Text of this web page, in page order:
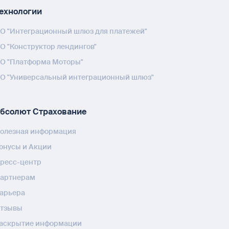
"Интеграционный шлюз для платежей"
"Конструктор лендингов"
"Платформа Моторы"
"Универсальный интеграционный шлюз"
Страхование
информация
и Акции
центр
информации